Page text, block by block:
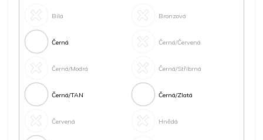
Bílá Bronzová
Černá Černá/Červená
Černá/Modrá Černá/Stříbrná
Černá/TAN Černá/Zlatá
Červená Hnědá